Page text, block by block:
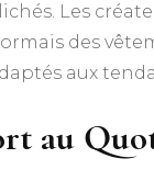
Les
des
aux
au